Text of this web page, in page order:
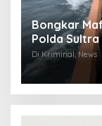
Bongkar
Polda
Ringkus 3
Di Kriminal, News